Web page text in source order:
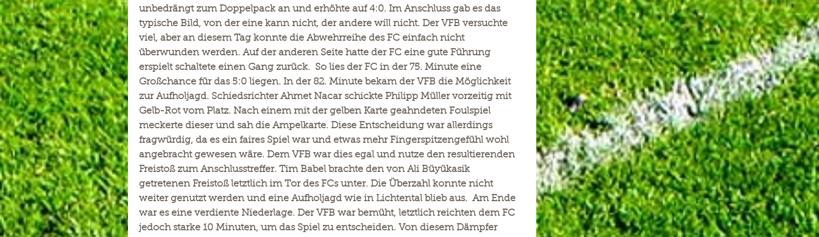
unbedrängt zum Doppelpack an und erhöhte auf 4:0. Im Anschluss gab es das
typische Bild, von der eine kann nicht, der andere will nicht. Der VFB versuchte
viel, aber an diesem Tag konnte die Abwehrreihe des FC einfach nicht
überwunden werden. Auf der anderen Seite hatte der FC eine gute Führung
erspielt schaltete einen Gang zurück.  So lies der FC in der 75. Minute eine
Großchance für das 5:0 liegen. In der 82. Minute bekam der VFB die Möglichkeit
zur Aufholjagd. Schiedsrichter Ahmet Nacar schickte Philipp Müller vorzeitig mit
Gelb-Rot vom Platz. Nach einem mit der gelben Karte geahndeten Foulspiel
meckerte dieser und sah die Ampelkarte. Diese Entscheidung war allerdings
fragwürdig, da es ein faires Spiel war und etwas mehr Fingerspitzengefühl wohl
angebracht gewesen wäre. Dem VFB war dies egal und nutze den resultierenden
Freistoß zum Anschlusstreffer. Tim Babel brachte den von Ali Büyükasik
getretenen Freistoß letztlich im Tor des FCs unter. Die Überzahl konnte nicht
weiter genutzt werden und eine Aufholjagd wie in Lichtental blieb aus.  Am Ende
war es eine verdiente Niederlage. Der VFB war bemüht, letztlich reichten dem FC
jedoch starke 10 Minuten, um das Spiel zu entscheiden. Von diesem Dämpfer